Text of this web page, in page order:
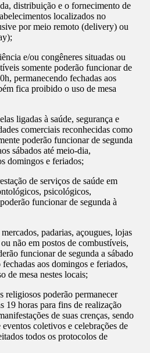
distribuição e o fornecimento de
localizados no
por meio remoto (delivery) ou
e/ou congêneres situadas ou
somente poderão funcionar de
permanecendo fechadas aos
fica proibido o uso de mesa
ligadas à saúde, segurança e
comerciais reconhecidas como
poderão funcionar de segunda
sábados até meio-dia,
domingos e feriados;
de serviços de saúde em
psicológicos,
funcionar de segunda à
padarias, açougues, lojas
não em postos de combustíveis,
funcionar de segunda a sábado
aos domingos e feriados,
de mesa nestes locais;
poderão permanecer
19 horas para fins de realização
de suas crenças, sendo
coletivos e celebrações de
todos os protocolos de